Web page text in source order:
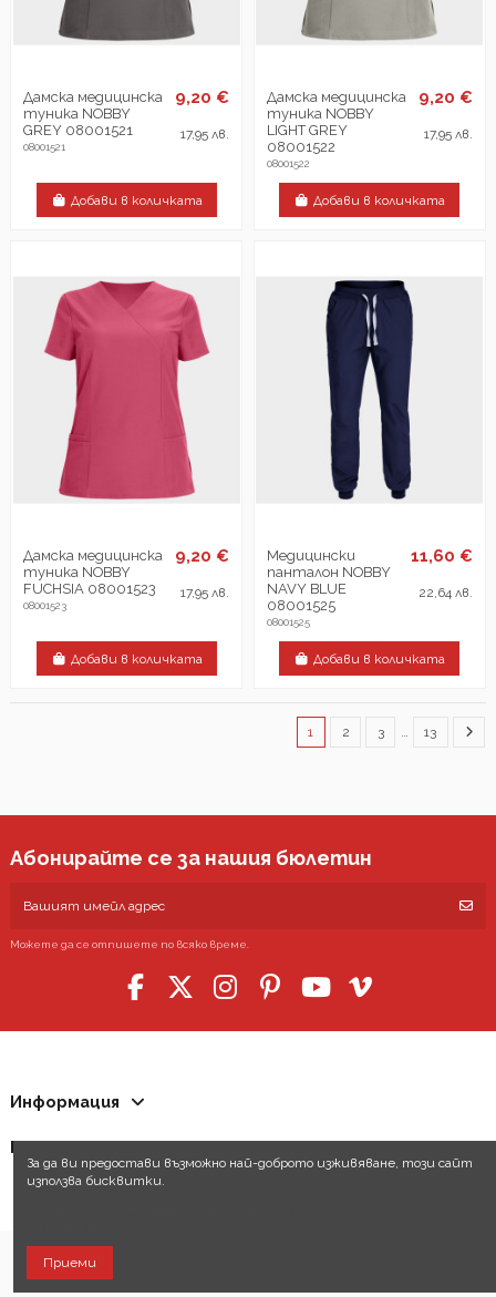
Дамска медицинска
туника NOBBY
GREY 08001521
08001521
9,20 €
17,95 лв.
Добави в количката
Дамска медицинска
туника NOBBY
LIGHT GREY
08001522
08001522
9,20 €
17,95 лв.
Добави в количката
Дамска медицинска
туника NOBBY
FUCHSIA 08001523
08001523
9,20 €
17,95 лв.
Добави в количката
Медицински
панталон NOBBY
NAVY BLUE
08001525
08001525
11,60 €
22,64 лв.
Добави в количката
1 2 3 … 13
Абонирайте се за нашия бюлетин
Можете да се отпишете по всяко време.
Информация
Контакти
За да ви предостави възможно най-доброто изживяване, този сайт
използва бисквитки.
Приеми